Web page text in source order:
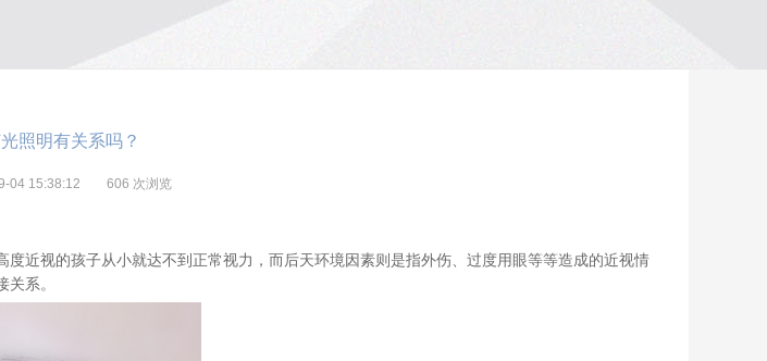
照明有关系吗？
04 15:38:12 606 次浏览
度近视的孩子从小就达不到正常视力，而后天环境因素则是指外伤、过度用眼等等造成的近视情
系。